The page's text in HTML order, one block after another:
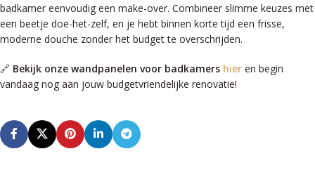
badkamer eenvoudig een make-over. Combineer slimme keuzes met
een beetje doe-het-zelf, en je hebt binnen korte tijd een frisse,
moderne douche zonder het budget te overschrijden.
🔗 Bekijk onze wandpanelen voor badkamers hier en begin
vandaag nog aan jouw budgetvriendelijke renovatie!